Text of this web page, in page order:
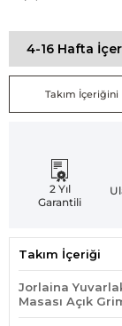
4-16 Hafta
Takım
2 Yıl
Garantili
Takım İçeriği
Jorlaina
Masası Açık